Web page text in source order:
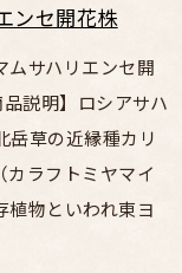
ンセ開花株
ムサハリエンセ開
説明】ロシアサハ
岳草の近縁種カリ
カラフトミヤマイ
植物といわれ東ヨ